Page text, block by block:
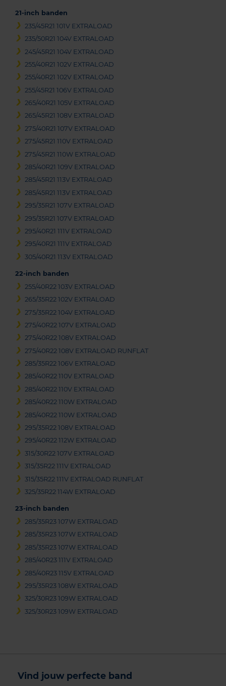
21-inch banden
235/45R21 101V EXTRALOAD
235/50R21 104V EXTRALOAD
245/45R21 104V EXTRALOAD
255/40R21 102V EXTRALOAD
255/40R21 102V EXTRALOAD
255/45R21 106V EXTRALOAD
265/40R21 105V EXTRALOAD
265/45R21 108V EXTRALOAD
275/40R21 107V EXTRALOAD
275/45R21 110V EXTRALOAD
275/45R21 110W EXTRALOAD
285/40R21 109V EXTRALOAD
285/45R21 113V EXTRALOAD
285/45R21 113V EXTRALOAD
295/35R21 107V EXTRALOAD
295/35R21 107V EXTRALOAD
295/40R21 111V EXTRALOAD
295/40R21 111V EXTRALOAD
305/40R21 113V EXTRALOAD
22-inch banden
255/40R22 103V EXTRALOAD
265/35R22 102V EXTRALOAD
275/35R22 104V EXTRALOAD
275/40R22 107V EXTRALOAD
275/40R22 108V EXTRALOAD
275/40R22 108V EXTRALOAD RUNFLAT
285/35R22 106V EXTRALOAD
285/40R22 110V EXTRALOAD
285/40R22 110V EXTRALOAD
285/40R22 110W EXTRALOAD
285/40R22 110W EXTRALOAD
295/35R22 108V EXTRALOAD
295/40R22 112W EXTRALOAD
315/30R22 107V EXTRALOAD
315/35R22 111V EXTRALOAD
315/35R22 111V EXTRALOAD RUNFLAT
325/35R22 114W EXTRALOAD
23-inch banden
285/35R23 107W EXTRALOAD
285/35R23 107W EXTRALOAD
285/35R23 107W EXTRALOAD
285/40R23 111V EXTRALOAD
285/40R23 115V EXTRALOAD
295/35R23 108W EXTRALOAD
325/30R23 109W EXTRALOAD
325/30R23 109W EXTRALOAD
Vind jouw perfecte band